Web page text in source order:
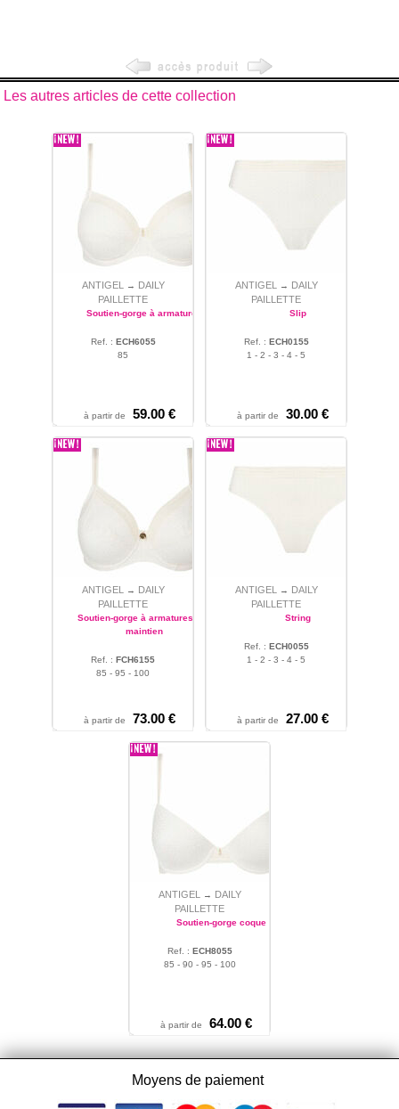
Les autres articles de cette collection
ANTIGEL → DAILY
PAILLETTE
Soutien-gorge à armatures
Ref. : ECH6055
85
à partir de 59.00 €
ANTIGEL → DAILY
PAILLETTE
Slip
Ref. : ECH0155
1 - 2 - 3 - 4 - 5
à partir de 30.00 €
ANTIGEL → DAILY
PAILLETTE
Soutien-gorge à armatures bon
maintien
Ref. : FCH6155
85 - 95 - 100
à partir de 73.00 €
ANTIGEL → DAILY
PAILLETTE
String
Ref. : ECH0055
1 - 2 - 3 - 4 - 5
à partir de 27.00 €
ANTIGEL → DAILY
PAILLETTE
Soutien-gorge coque
Ref. : ECH8055
85 - 90 - 95 - 100
à partir de 64.00 €
Moyens de paiement